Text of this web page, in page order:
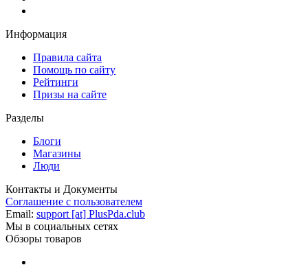
Информация
Правила сайта
Помощь по сайту
Рейтинги
Призы на сайте
Разделы
Блоги
Магазины
Люди
Контакты и Документы
Соглашение с пользователем
Email: support [at] PlusPda.club
Мы в социальных сетях
Обзоры товаров